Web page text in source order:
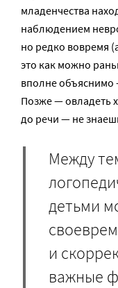
младенчества
наблюдением
но редко вовремя
это как можно
вполне объяснимо
Позже — овладеть
до речи — не
Между
детьми
и
важные